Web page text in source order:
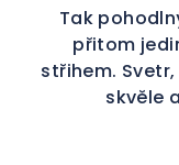
Tak
přitom
střihem.
skvěle